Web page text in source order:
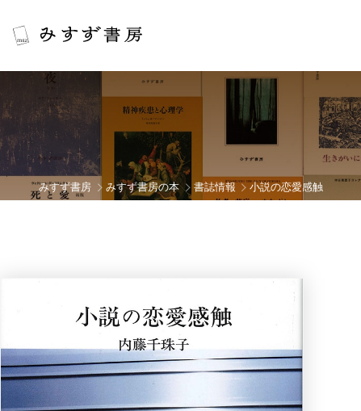
みすず書房 みすず書房の本 書誌情報 小説の恋愛感触